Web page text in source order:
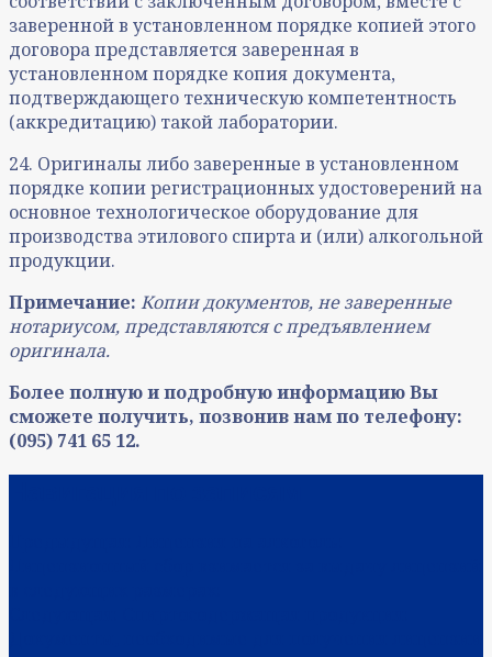
заверенной в установленном порядке копией этого
договора представляется заверенная в
установленном порядке копия документа,
подтверждающего техническую компетентность
(аккредитацию) такой лаборатории.
24. Оригиналы либо заверенные в установленном
порядке копии регистрационных удостоверений на
основное технологическое оборудование для
производства этилового спирта и (или) алкогольной
продукции.
Примечание: Копии документов, не заверенные
нотариусом, представляются с предъявлением
оригинала.
Более полную и подробную информацию Вы
сможете получить, позвонив нам по телефону:
(095) 741 65 12.